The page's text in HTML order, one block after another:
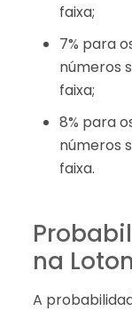
faixa;
7% para
números
faixa;
8% para
números
faixa.
na
A